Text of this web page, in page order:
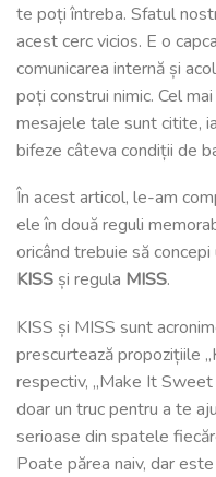
te poți întreba. Sfatul
acest cerc vicios. E o
comunicarea internă și
poți construi nimic. Cel
mesajele tale sunt citite,
bifeze câteva condiții de
În acest articol, le-am
ele în două reguli
oricând trebuie să
KISS și regula MISS.
KISS și MISS sunt
prescurtează propozițiile
respectiv, „Make It
doar un truc pentru a te
serioase din spatele
Poate părea naiv, dar